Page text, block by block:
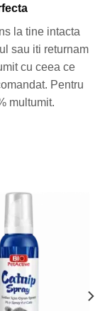
la tine intacta
sau iti returnam
cu ceea ce
Pentru
multumit.